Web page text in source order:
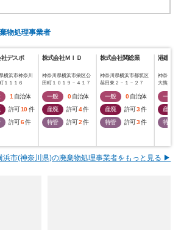
物処理事業者
デスポ
横浜市神奈川
１１１６
1 自治体
許可10 件
許可6件
株式会社ＭＩＤ
神奈川県横浜市栄区公
田町１０１９－４１７
一般 0 自治体
産廃
許可4件
特管
許可2 件
株式会社関総業
神奈川県横浜市都筑区
荏田東２－１－２７
一般 0 自治体
産廃
許可3件
特管
許可3件
港建物
神奈川県
大熊町３
一般
産廃
特管
浜市(神奈川県)の廃棄物処理事業者をもっと見る ▶